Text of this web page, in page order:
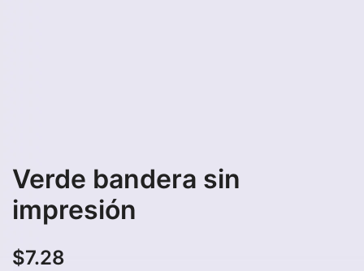
Verde bandera sin
impresión
$7.28